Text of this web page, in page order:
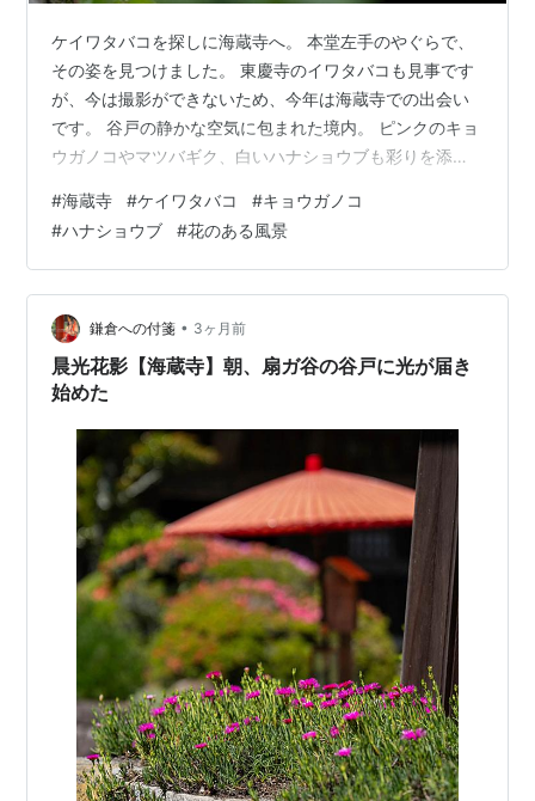
ケイワタバコを探しに海蔵寺へ。 本堂左手のやぐらで、
その姿を見つけました。 東慶寺のイワタバコも見事です
が、今は撮影ができないため、今年は海蔵寺での出会い
です。 谷戸の静かな空気に包まれた境内。 ピンクのキョ
ウガノコやマツバギク、白いハナショウブも彩りを添え
は、決して華やかではないけれど、どこか心に残りま
す。 紫陽花で賑わうこの時期の鎌倉。ひっそりと咲くこ
の花に、海蔵寺らしい静けさを感じました。 海蔵寺 この
日の撮影レンズ タムロン 25-200mm F/2.8-5.6 Di III
VXD G2 ソニーEマウント用 （Model A075S）…
#海蔵寺 #ケイワタバコ #キョウガノコ
#ハナショウブ #花のある風景
鎌倉への付箋 • 3ヶ月前
晨光花影【海蔵寺】朝、扇ガ谷の谷戸に光が届き
始めた